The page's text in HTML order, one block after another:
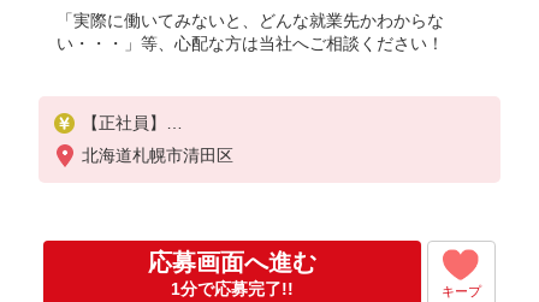
「実際に働いてみないと、どんな就業先かわからな
い・・・」等、心配な方は当社へご相談ください！
【正社員】
月給：200,000〜250,000円（資格・経験による）
基本給：200,000〜250,000円
賞与：年2回、計1.7カ月分（前年度実績）
交通費：実費支給（上限月額24,500円）
試用期間：3カ月（同条件）
北海道札幌市清田区
応募画面へ進む
1分で応募完了!! キープ